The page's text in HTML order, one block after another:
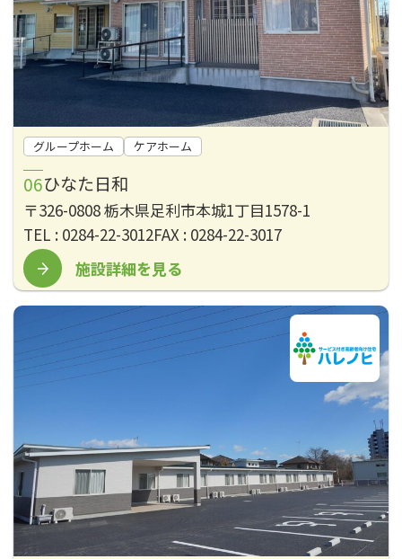
グループホーム ケアホーム
ひなた日和
〒326-0808 栃木県足利市本城1丁目1578-1
TEL : 0284-22-3012FAX : 0284-22-3017
施設詳細を見る